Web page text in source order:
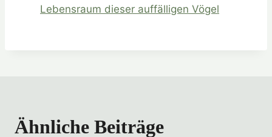
Lebensraum dieser auffälligen Vögel
Ähnliche Beiträge